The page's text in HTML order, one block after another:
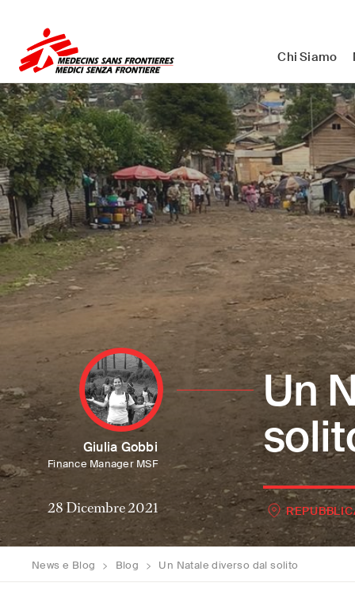
Chi Siamo
Giulia Gobbi
Finance Manager MSF
28 Dicembre 2021
Un
News e Blog > Blog > Un Natale diverso dal solito